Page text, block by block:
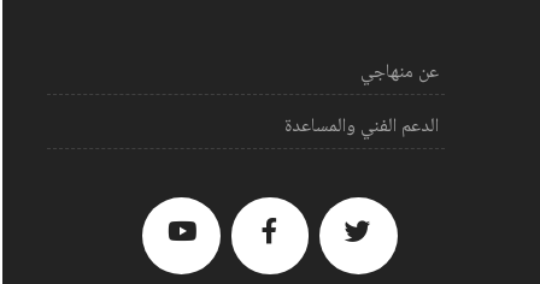
عن منهاجي
الدعم الفني والمساعدة